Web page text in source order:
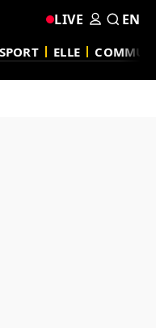
SPORT ELLE
LIVE EN